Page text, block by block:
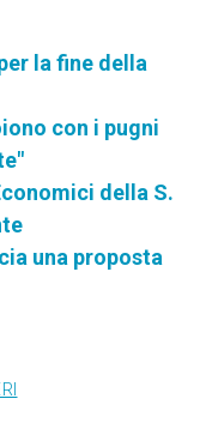
la fine della
con i pugni
della S.
una proposta